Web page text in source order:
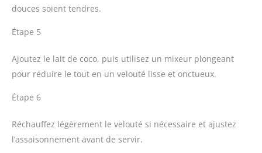
douces soient tendres.
Étape 5
Ajoutez le lait de coco, puis utilisez un mixeur plongeant
pour réduire le tout en un velouté lisse et onctueux.
Étape 6
Réchauffez légèrement le velouté si nécessaire et ajustez
l’assaisonnement avant de servir.